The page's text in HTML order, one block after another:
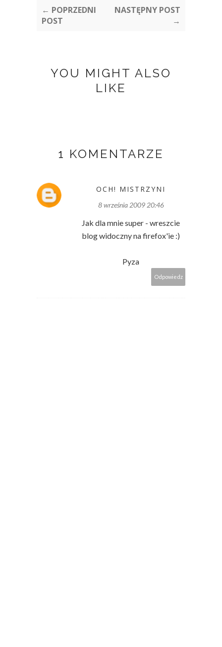
← POPRZEDNI
POST
NASTĘPNY POST
→
YOU MIGHT ALSO
LIKE
1 KOMENTARZE
OCH! MISTRZYNI
8 września 2009 20:46
Jak dla mnie super - wreszcie
blog widoczny na firefox'ie :)
Pyza
Odpowiedz